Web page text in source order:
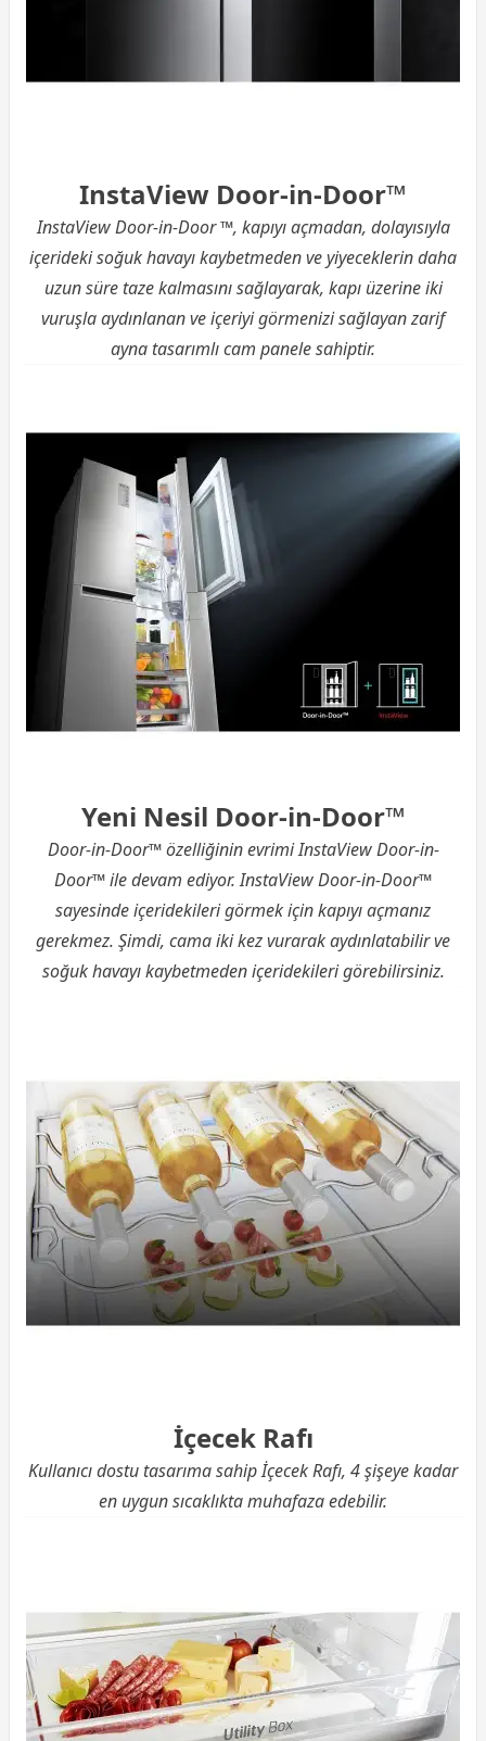
InstaView Door-in-Door™
InstaView Door-in-Door ™, kapıyı açmadan, dolayısıyla
içerideki soğuk havayı kaybetmeden ve yiyeceklerin daha
uzun süre taze kalmasını sağlayarak, kapı üzerine iki
vuruşla aydınlanan ve içeriyi görmenizi sağlayan zarif
ayna tasarımlı cam panele sahiptir.
Yeni Nesil Door-in-Door™
Door-in-Door™ özelliğinin evrimi InstaView Door-in-
Door™ ile devam ediyor. InstaView Door-in-Door™
sayesinde içeridekileri görmek için kapıyı açmanız
gerekmez. Şimdi, cama iki kez vurarak aydınlatabilir ve
soğuk havayı kaybetmeden içeridekileri görebilirsiniz.
İçecek Rafı
Kullanıcı dostu tasarıma sahip İçecek Rafı, 4 şişeye kadar
en uygun sıcaklıkta muhafaza edebilir.